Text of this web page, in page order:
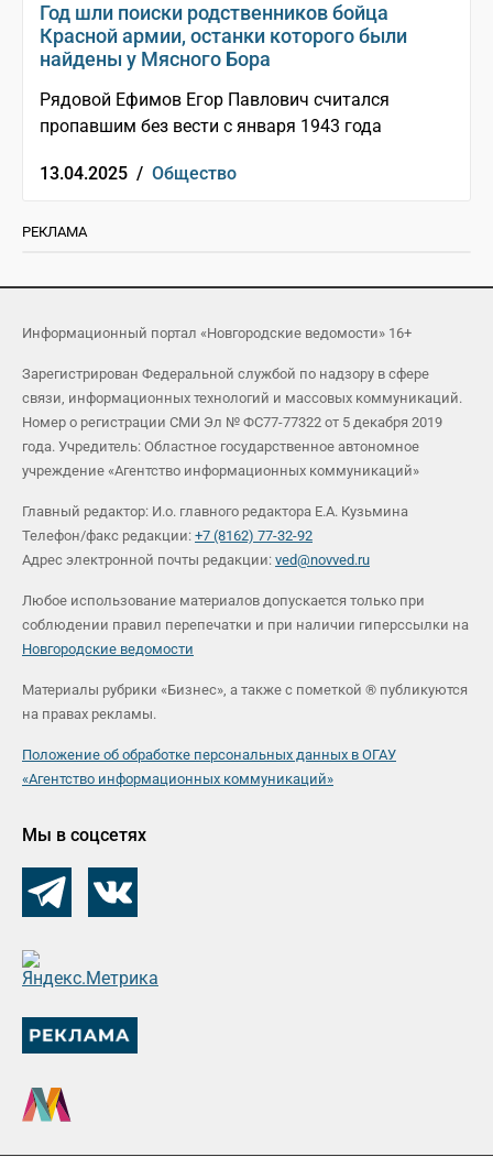
Год шли поиски родственников бойца
Красной армии, останки которого были
найдены у Мясного Бора
Рядовой Ефимов Егор Павлович считался
пропавшим без вести с января 1943 года
13.04.2025 / Общество
РЕКЛАМА
Информационный портал «Новгородские ведомости» 16+
Зарегистрирован Федеральной службой по надзору в сфере
связи, информационных технологий и массовых коммуникаций.
Номер о регистрации СМИ Эл № ФС77-77322 от 5 декабря 2019
года. Учредитель: Областное государственное автономное
учреждение «Агентство информационных коммуникаций»
Главный редактор: И.о. главного редактора Е.А. Кузьмина
Телефон/факс редакции: +7 (8162) 77-32-92
Адрес электронной почты редакции: ved@novved.ru
Любое использование материалов допускается только при
соблюдении правил перепечатки и при наличии гиперссылки на
Новгородские ведомости
Материалы рубрики «Бизнес», а также с пометкой ® публикуются
на правах рекламы.
Положение об обработке персональных данных в ОГАУ
«Агентство информационных коммуникаций»
Мы в соцсетях